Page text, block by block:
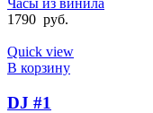
Часы из винила
1790 руб.
Quick view
В корзину
DJ #1